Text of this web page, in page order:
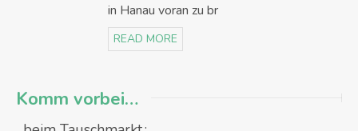
in Hanau voran zu br
READ MORE
Komm vorbei…